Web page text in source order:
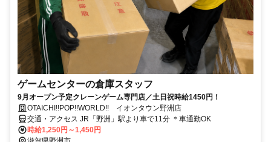
ゲームセンターの倉庫スタッフ
9月オープン予定クレーンゲーム専門店／土日祝時給1450円！
OTAICHI!!POP!!WORLD!! イオンタウン野洲店
交通・アクセス JR「野洲」駅より車で11分 ＊車通勤OK
時給1,250円～1,450円